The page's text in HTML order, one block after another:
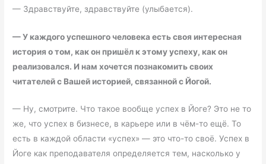
— Здравствуйте, здравствуйте (улыбается).
—У каждого успешного человека есть своя интересная
история о том, как он пришёл к этому успеху, как он
реализовался. И нам хочется познакомить своих
читателей с Вашей историей, связанной с Йогой.
— Ну, смотрите. Что такое вообще успех в Йоге? Это не то
же, что успех в бизнесе, в карьере или в чём-то ещё. То
есть в каждой области «успех» — это что-то своё. Успех в
Йоге как преподавателя определяется тем, насколько у